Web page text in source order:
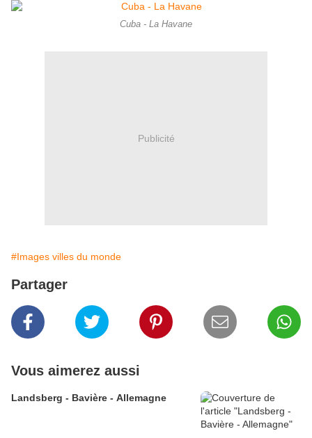
Cuba - La Havane
Publicité
#Images villes du monde
Partager
Vous aimerez aussi
Landsberg - Bavière - Allemagne